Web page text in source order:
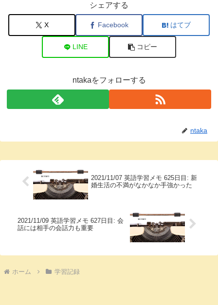
シェアする
X Facebook はてブ
LINE コピー
ntakaをフォローする
ntaka
2021/11/07 英語学習メモ 625日目: 新
婚生活の不満がなかなか手強かった
2021/11/09 英語学習メモ 627日目: 会
話には相手の会話力も重要
ホーム 学習記録